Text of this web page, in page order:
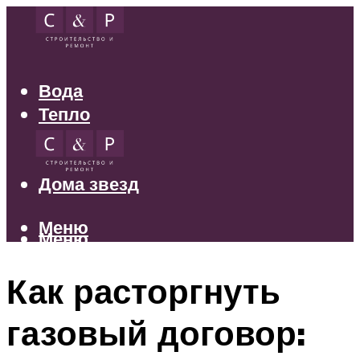
Вода
Тепло
Электрика
Свет
Дома звезд
Меню
Меню
Как расторгнуть
газовый договор: